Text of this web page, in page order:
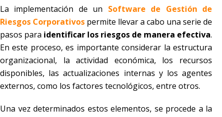
La implementación de un Software de Gestión de
Riesgos Corporativos permite llevar a cabo una serie de
pasos para identificar los riesgos de manera efectiva.
En este proceso, es importante considerar la estructura
organizacional, la actividad económica, los recursos
disponibles, las actualizaciones internas y los agentes
externos, como los factores tecnológicos, entre otros.
Una vez determinados estos elementos, se procede a la